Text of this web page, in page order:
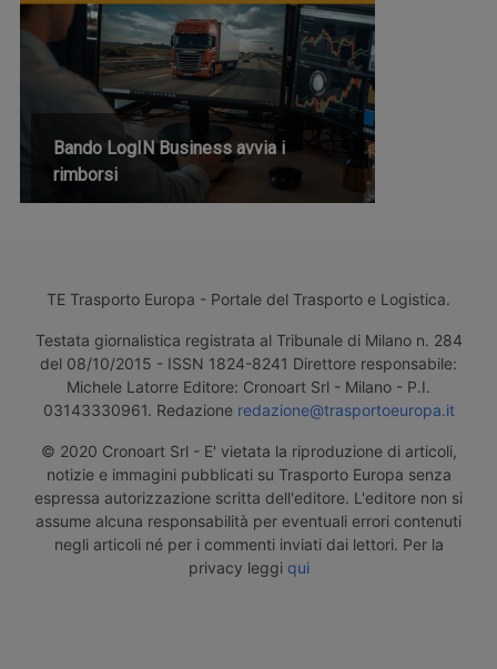
Bando LogIN Business avvia i
rimborsi
TE Trasporto Europa - Portale del Trasporto e Logistica.
Testata giornalistica registrata al Tribunale di Milano n. 284
del 08/10/2015 - ISSN 1824-8241 Direttore responsabile:
Michele Latorre Editore: Cronoart Srl - Milano - P.I.
03143330961. Redazione redazione@trasportoeuropa.it
© 2020 Cronoart Srl - E' vietata la riproduzione di articoli,
notizie e immagini pubblicati su Trasporto Europa senza
espressa autorizzazione scritta dell'editore. L'editore non si
assume alcuna responsabilità per eventuali errori contenuti
negli articoli né per i commenti inviati dai lettori. Per la
privacy leggi qui